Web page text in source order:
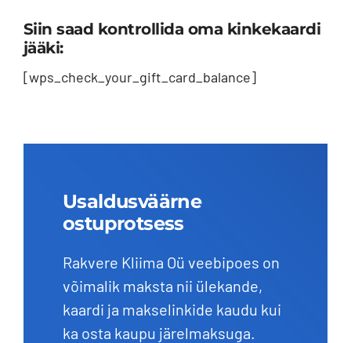
Siin saad kontrollida oma kinkekaardi
jääki:
[wps_check_your_gift_card_balance]
Usaldusväärne
ostuprotsess
Rakvere Kliima Oü veebipoes on
võimalik maksta nii ülekande,
kaardi ja makselinkide kaudu kui
ka osta kaupu järelmaksuga.